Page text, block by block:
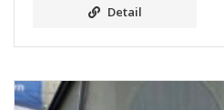
Detail